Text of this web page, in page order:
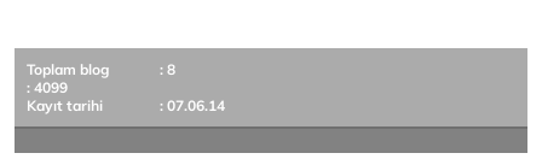
Toplam blog
: 8
: 4099
Kayıt tarihi
: 07.06.14